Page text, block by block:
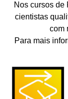
Nos cursos de
cientistas
com
Para mais